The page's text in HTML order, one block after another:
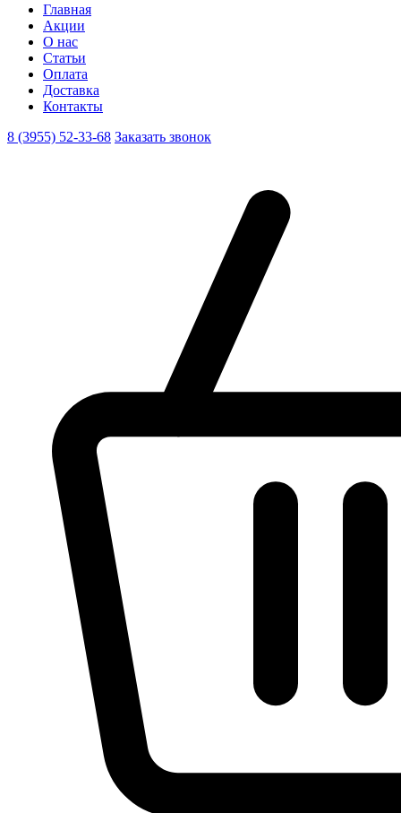
Главная
Акции
О нас
Статьи
Оплата
Доставка
Контакты
8 (3955) 52-33-68 Заказать звонок